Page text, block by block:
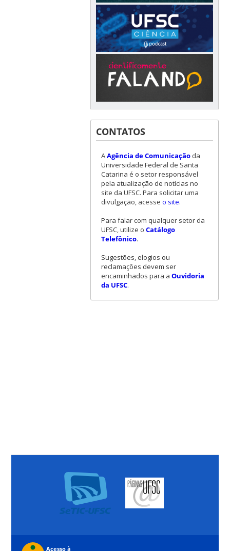
CONTATOS
AAgência de Comunicaçãoda
Universidade Federal de Santa
Catarina é o setor responsável
pela atualização de notícias no
site da UFSC. Para solicitar uma
divulgação, acesse o site.
Para falar com qualquer setor da
UFSC, utilize o Catálogo
Telefônico.
Sugestões, elogios ou
reclamações devem ser
encaminhados para a Ouvidoria
da UFSC.